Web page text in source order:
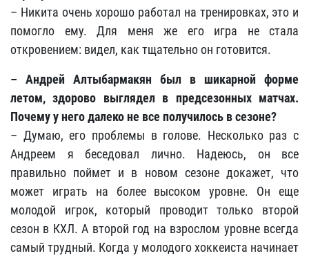
– Никита очень хорошо работал на тренировках, это и
помогло ему. Для меня же его игра не стала
откровением: видел, как тщательно он готовится.
– Андрей Алтыбармакян был в шикарной форме
летом, здорово выглядел в предсезонных матчах.
Почему у него далеко не все получилось в сезоне?
– Думаю, его проблемы в голове. Несколько раз с
Андреем я беседовал лично. Надеюсь, он все
правильно поймет и в новом сезоне докажет, что
может играть на более высоком уровне. Он еще
молодой игрок, который проводит только второй
сезон в КХЛ. А второй год на взрослом уровне всегда
самый трудный. Когда у молодого хоккеиста начинает